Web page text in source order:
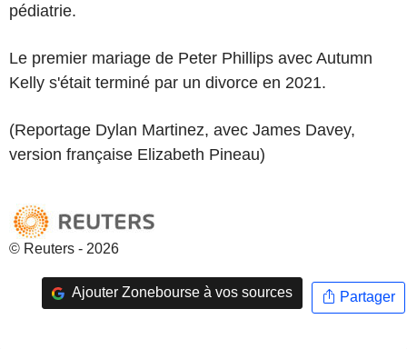
pédiatrie.
Le premier mariage de Peter Phillips avec Autumn
Kelly s'était terminé par un divorce en 2021.
(Reportage Dylan Martinez, avec James Davey,
version française Elizabeth Pineau)
© Reuters - 2026
Ajouter Zonebourse à vos sources Partager